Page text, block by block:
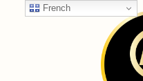
French